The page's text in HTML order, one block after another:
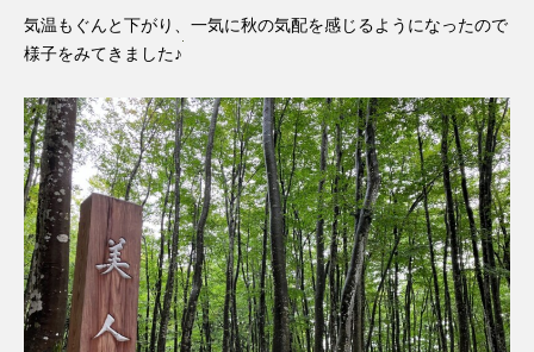
気温もぐんと下がり、一気に秋の気配を感じるようになったので
様子をみてきました♪